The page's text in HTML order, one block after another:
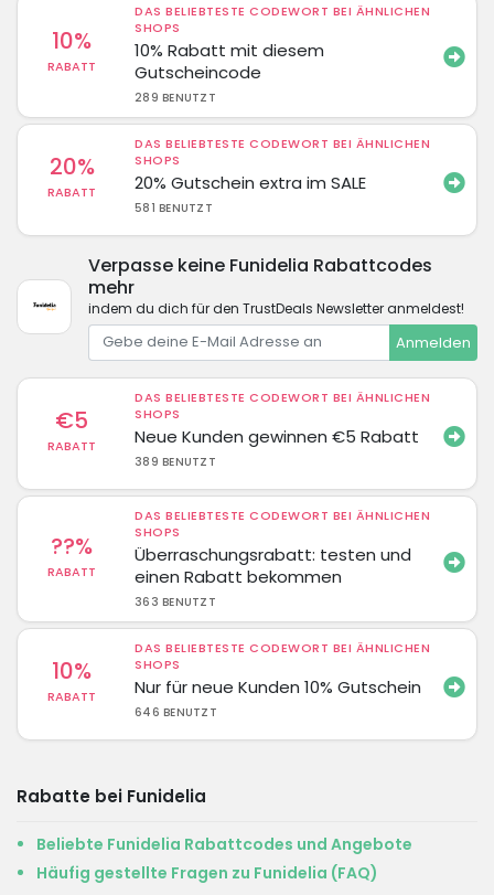
10%
RABATT
DAS BELIEBTESTE CODEWORT BEI ÄHNLICHEN
SHOPS
10% Rabatt mit diesem
Gutscheincode
289 BENUTZT
20%
RABATT
DAS BELIEBTESTE CODEWORT BEI ÄHNLICHEN
SHOPS
20% Gutschein extra im SALE
581 BENUTZT
Verpasse keine Funidelia Rabattcodes
mehr
indem du dich für den TrustDeals Newsletter anmeldest!
Anmelden
€5
RABATT
DAS BELIEBTESTE CODEWORT BEI ÄHNLICHEN
SHOPS
Neue Kunden gewinnen €5 Rabatt
389 BENUTZT
??%
RABATT
DAS BELIEBTESTE CODEWORT BEI ÄHNLICHEN
SHOPS
Überraschungsrabatt: testen und
einen Rabatt bekommen
363 BENUTZT
10%
RABATT
DAS BELIEBTESTE CODEWORT BEI ÄHNLICHEN
SHOPS
Nur für neue Kunden 10% Gutschein
646 BENUTZT
Rabatte bei Funidelia
Beliebte Funidelia Rabattcodes und Angebote
Häufig gestellte Fragen zu Funidelia (FAQ)